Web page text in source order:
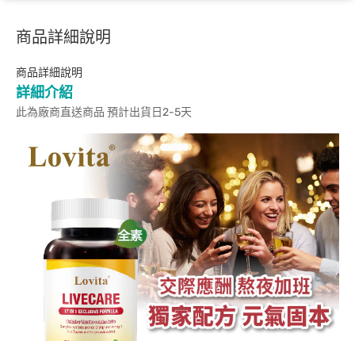
商品詳細說明
商品詳細說明
詳細介紹
此為廠商直送商品 預計出貨日2-5天